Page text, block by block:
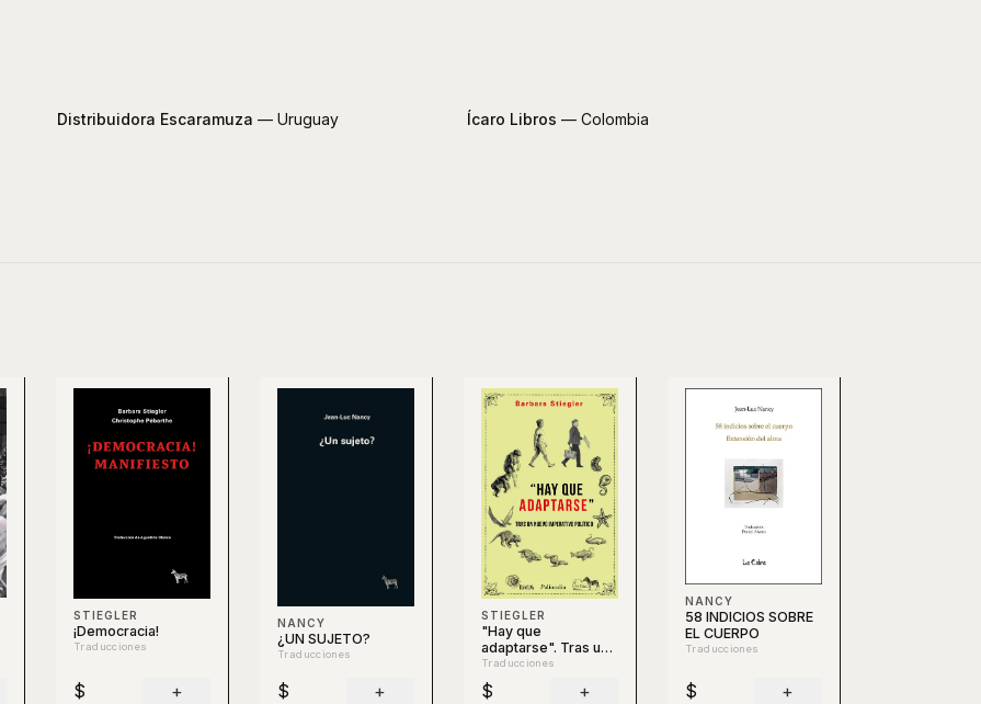
Distribuidora Escaramuza — Uruguay Ícaro Libros — Colombia
STIEGLER
¡Democracia!
Traducciones
$
+
NANCY
¿UN SUJETO?
Traducciones
$
+
STIEGLER
"Hay que
adaptarse". Tras un
nuevo imperativo
político
Traducciones
$
+
NANCY
58 INDICIOS SOBRE
EL CUERPO
Traducciones
$
+